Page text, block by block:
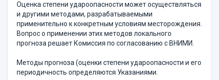
Оценка степени удароопасности может осуществляться
и другими методами, разрабатываемыми
применительно к конкретным условиям месторождения.
Вопрос о применении этих методов локального
прогноза решает Комиссия по согласованию с ВНИМИ.
Методы прогноза (оценки степени удароопасности и его
периодичность определяются Указаниями.